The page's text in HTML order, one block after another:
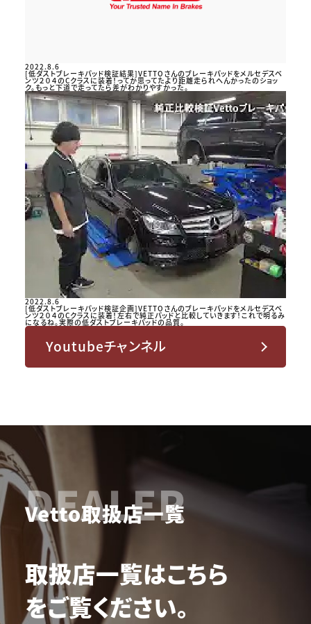
2022.8.6
[低ダストブレーキパッド検証結果]VETTOさんのブレーキパッドをメルセデスベ
ンツ２０４のCクラスに装着！ってか思ってたより距離走られへんかったのショッ
ク。もっと下道で走ってたら差がわかりやすかった。
2022.8.6
[低ダストブレーキパッド検証企画]VETTOさんのブレーキパッドをメルセデスベ
ンツ２０４のCクラスに装着！左右で純正パッドと比較していきます！これで明るみ
になるね。実際の低ダストブレーキパッドの品質。
Youtubeチャンネル
DEALER
Vetto取扱店一覧
取扱店一覧はこちら
をご覧ください。